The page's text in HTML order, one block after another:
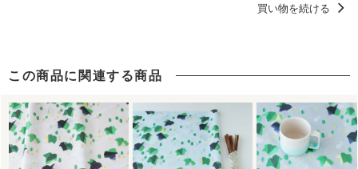
買い物を続ける
この商品に関連する商品